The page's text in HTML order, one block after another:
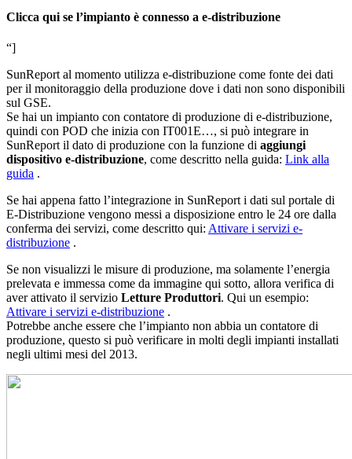
Clicca qui se l’impianto è connesso a e-distribuzione
“]
SunReport al momento utilizza e-distribuzione come fonte dei dati
per il monitoraggio della produzione dove i dati non sono disponibili
sul GSE.
Se hai un impianto con contatore di produzione di e-distribuzione,
quindi con POD che inizia con IT001E…, si può integrare in
SunReport il dato di produzione con la funzione di aggiungi
dispositivo e-distribuzione, come descritto nella guida: Link alla
guida .
Se hai appena fatto l’integrazione in SunReport i dati sul portale di
E-Distribuzione vengono messi a disposizione entro le 24 ore dalla
conferma dei servizi, come descritto qui: Attivare i servizi e-
distribuzione .
Se non visualizzi le misure di produzione, ma solamente l’energia
prelevata e immessa come da immagine qui sotto, allora verifica di
aver attivato il servizio Letture Produttori. Qui un esempio:
Attivare i servizi e-distribuzione .
Potrebbe anche essere che l’impianto non abbia un contatore di
produzione, questo si può verificare in molti degli impianti installati
negli ultimi mesi del 2013.